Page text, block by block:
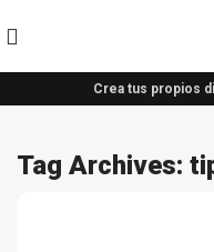
Crea tus propios
Tag Archives: